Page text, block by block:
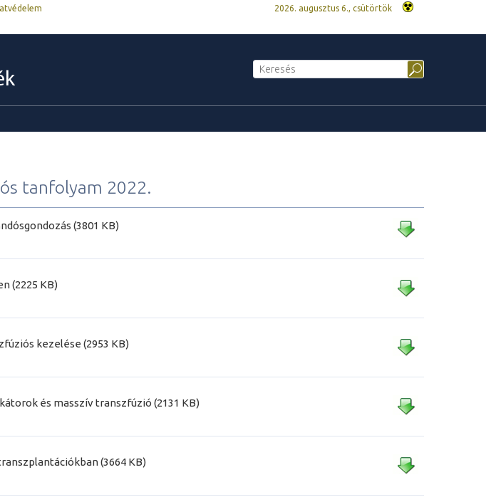
2026. augusztus 6., csütörtök
tanfolyam 2022.
(3801 KB)
(2225 KB)
kezelése (2953 KB)
és masszív transzfúzió (2131 KB)
(3664 KB)